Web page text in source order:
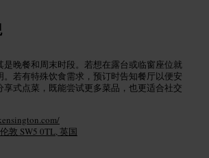
是晚餐和周末时段。若想在露台或临窗座位就
。若有特殊饮食需求，预订时告知餐厅以便安
享式点菜，既能尝试更多菜品，也更适合社交
敦 SW5 0TL, 英国